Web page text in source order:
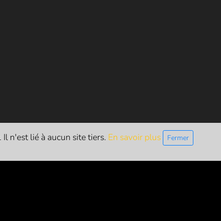
D'INFO
n'est lié à aucun site tiers. En savoir plus Fermer